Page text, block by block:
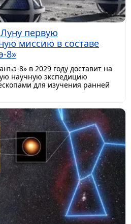
первую
миссию в составе
8»
8» в 2029 году доставит на
научную экспедицию
для изучения ранней